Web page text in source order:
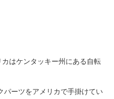
はケンタッキー州にある自転
パーツをアメリカで手掛けてい